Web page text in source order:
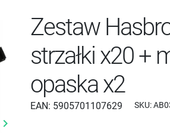
Następny
Zestaw
strzałki x20 +
opaska x2
EAN: 5905701107629 SKU: